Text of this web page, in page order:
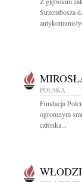
Strzembosza
POLSKA
Fundacja
ogromnym
członka...